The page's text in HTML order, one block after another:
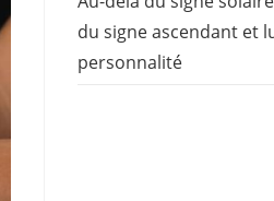
du signe ascendant et
personnalité